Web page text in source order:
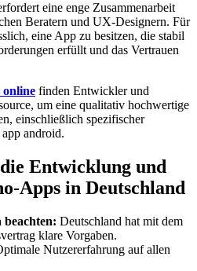
eine enge Zusammenarbeit
Beratern und UX-Designern. Für
eine App zu besitzen, die stabil
erfüllt und das Vertrauen
online finden Entwickler und
um eine qualitativ hochwertige
einschließlich spezifischer
android.
Entwicklung und
Apps in Deutschland
Deutschland hat mit dem
klare Vorgaben.
Nutzererfahrung auf allen